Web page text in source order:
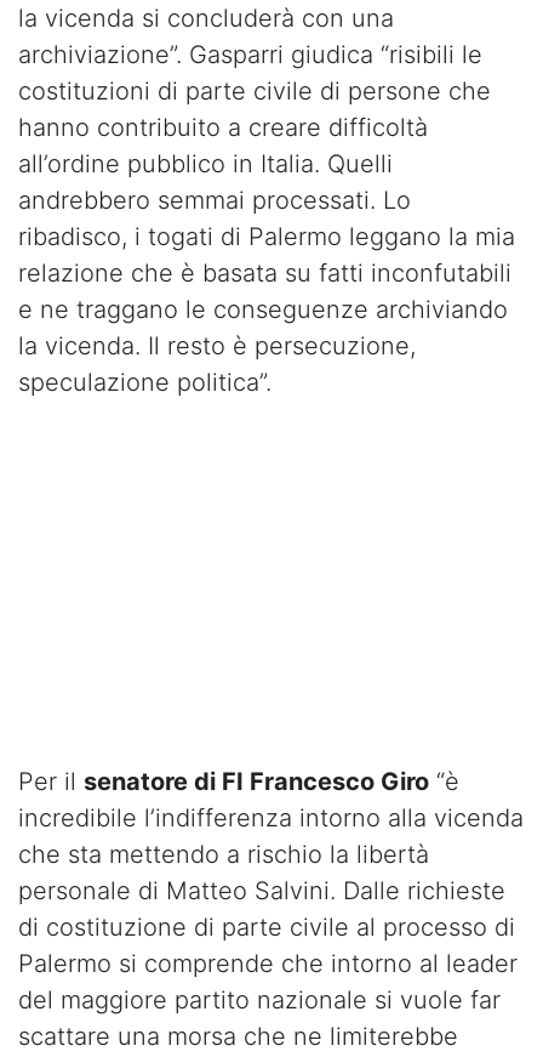
la vicenda si concluderà con una
archiviazione”. Gasparri giudica “risibili le
costituzioni di parte civile di persone che
hanno contribuito a creare difficoltà
all’ordine pubblico in Italia. Quelli
andrebbero semmai processati. Lo
ribadisco, i togati di Palermo leggano la mia
relazione che è basata su fatti inconfutabili
e ne traggano le conseguenze archiviando
la vicenda. Il resto è persecuzione,
speculazione politica”.
Per il senatore di FI Francesco Giro “è
incredibile l’indifferenza intorno alla vicenda
che sta mettendo a rischio la libertà
personale di Matteo Salvini. Dalle richieste
di costituzione di parte civile al processo di
Palermo si comprende che intorno al leader
del maggiore partito nazionale si vuole far
scattare una morsa che ne limiterebbe